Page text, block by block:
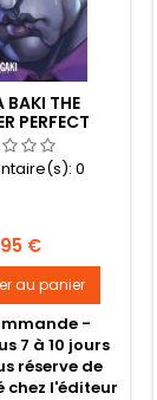
BAKI THE
PERFECT
TOME 06
0
€
au panier
-
7 à 10 jours
réserve de
chez l'éditeur